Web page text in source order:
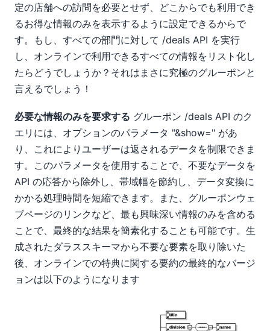
定の店舗への訪問を必要とせず、どこからでも利用でき
るお得な情報のみを表示するように設定できるからで
す。もし、すべての部門に対して /deals API を実行
し、オンラインで利用できるすべての情報をリスト化し
たらどうでしょうか？それはまさに究極のグルーポンと
言えるでしょう！
必要な情報のみを要求する グルーポン /deals API のク
エリには、オプションのパラメータ "&show=" があ
り、これによりユーザーは返されるデータを制限できま
す。このパラメータを使用することで、不要なデータを
API の応答から除外し、帯域幅を節約し、データ変換に
かかる処理時間を短縮できます。また、グルーポンウェ
ブページのリンクなど、最も興味深い情報のみを含める
ことで、最終的な結果を簡素化することも可能です。生
成されたダラススキーマから不要な要素を取り除いた
後、オンラインでの特典に関する要約の最終的なバージ
ョンは以下のようになります